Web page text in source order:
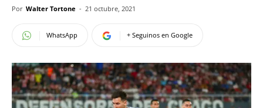
Por Walter Tortone - 21 octubre, 2021
WhatsApp + Seguinos en Google